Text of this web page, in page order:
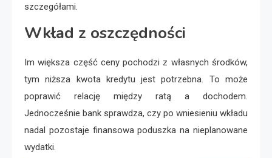
szczegółami.
Wkład z oszczędności
Im większa część ceny pochodzi z własnych środków,
tym niższa kwota kredytu jest potrzebna. To może
poprawić relację między ratą a dochodem.
Jednocześnie bank sprawdza, czy po wniesieniu wkładu
nadal pozostaje finansowa poduszka na nieplanowane
wydatki.